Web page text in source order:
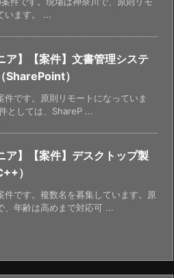
います。 ...
ア】【案件】文書管理システ
SharePoint）
件です。原則リモートになっていま
としては、ShareP ...
ア】【案件】デスクトップ製
）
件です。複数名を募集しています。原
、年齢は高めまで対応可 ...